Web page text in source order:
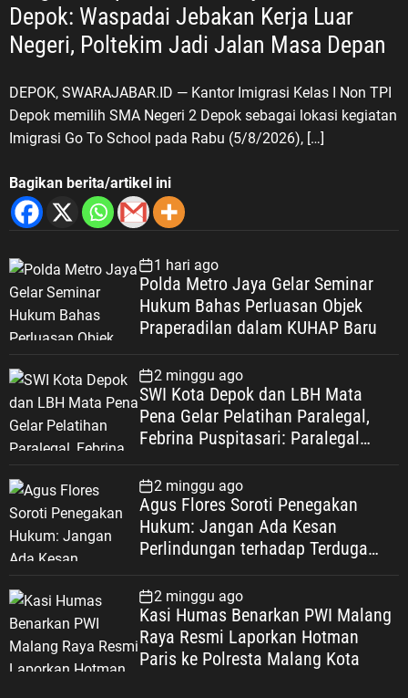
Depok: Waspadai Jebakan Kerja Luar
DEPOK, SWARAJABAR.ID — Kantor Imigrasi Kelas I Non TPI
Depok memilih SMA Negeri 2 Depok sebagai lokasi kegiatan
Imigrasi Go To School pada Rabu (5/8/2026), […]
Bagikan berita/artikel ini
1 hari ago
Polda Metro Jaya Gelar Seminar
Hukum Bahas Perluasan Objek
Praperadilan dalam KUHAP Baru
2 minggu ago
SWI Kota Depok dan LBH Mata
Pena Gelar Pelatihan Paralegal,
Febrina Puspitasari: Paralegal
Keadilan Warga Depok
2 minggu ago
Agus Flores Soroti Penegakan
Hukum: Jangan Ada Kesan
Perlindungan terhadap Terduga
Dipertaruhkan
2 minggu ago
Kasi Humas Benarkan PWI Malang
Raya Resmi Laporkan Hotman
Paris ke Polresta Malang Kota